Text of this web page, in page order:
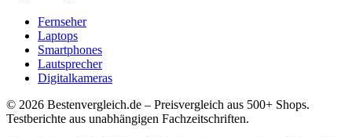
Fernseher
Laptops
Smartphones
Lautsprecher
Digitalkameras
© 2026 Bestenvergleich.de – Preisvergleich aus 500+ Shops.
Testberichte aus unabhängigen Fachzeitschriften.